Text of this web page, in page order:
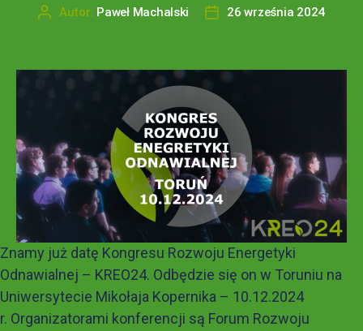
Autor: Paweł Machalski 26 września 2024
Znamy już datę Kongresu Rozwoju Energetyki
Odnawialnej – KREO24. Odbędzie się on w Toruniu na
Uniwersytecie Mikołaja Kopernika – 10.12.2024
r. Organizatorami konferencji są Forum Rozwoju